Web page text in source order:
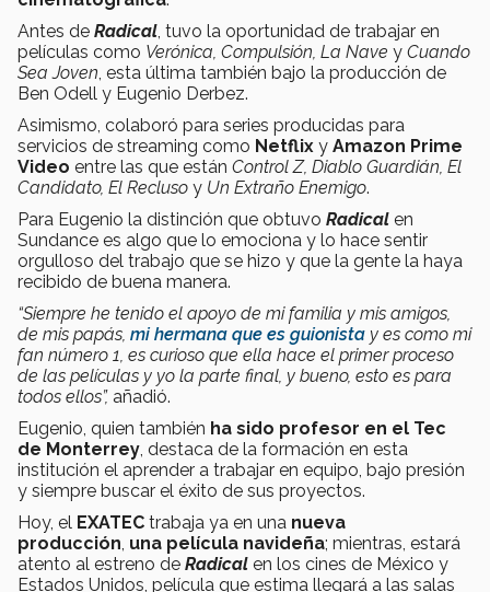
Antes de Radical, tuvo la oportunidad de trabajar en
películas como Verónica, Compulsión, La Nave y Cuando
Sea Joven, esta última también bajo la producción de
Ben Odell y Eugenio Derbez.
Asimismo, colaboró para series producidas para
servicios de streaming como Netflix y Amazon Prime
Video entre las que están Control Z, Diablo Guardián, El
Candidato, El Recluso y Un Extraño Enemigo.
Para Eugenio la distinción que obtuvo Radical en
Sundance es algo que lo emociona y lo hace sentir
orgulloso del trabajo que se hizo y que la gente la haya
recibido de buena manera.
“Siempre he tenido el apoyo de mi familia y mis amigos,
de mis papás, mi hermana que es guionista y es como mi
fan número 1, es curioso que ella hace el primer proceso
de las películas y yo la parte final, y bueno, esto es para
todos ellos”, añadió.
Eugenio, quien también ha sido profesor en el Tec
de Monterrey, destaca de la formación en esta
institución el aprender a trabajar en equipo, bajo presión
y siempre buscar el éxito de sus proyectos.
Hoy, el EXATEC trabaja ya en una nueva
producción, una película navideña; mientras, estará
atento al estreno de Radical en los cines de México y
Estados Unidos, película que estima llegará a las salas